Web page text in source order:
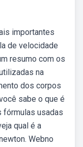
importantes
de velocidade
resumo com os
na
dos corpos
sabe o que é
fórmulas usadas
qual é a
Webno